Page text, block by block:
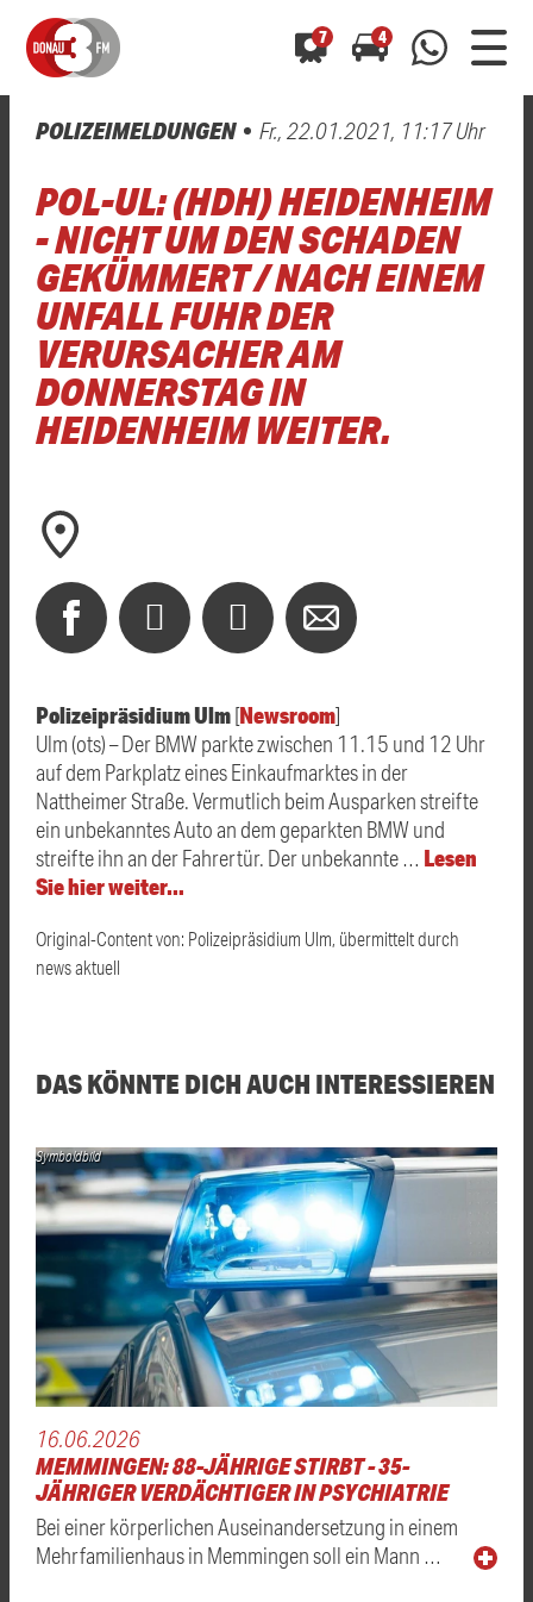
7 4
0800 0 490 400
01520 242 3333
Hast du auch einen Blitzer oder eine Verkehrsbehinderung
gesehen? Ganz einfach melden - kostenlos unter0800 0 490 400
oder perWhatsApp 01520 242 3333
Hast du auch einen Blitzer oder eine Verkehrsbehinderung
gesehen? Ganz einfach melden - kostenlos unter0800 0 490 400
oder perWhatsApp 01520 242 3333
POLIZEIMELDUNGEN Fr., 22.01.2021, 11:17 Uhr
POL-UL: (HDH) HEIDENHEIM
- NICHT UM DEN SCHADEN
GEKÜMMERT / NACH EINEM
UNFALL FUHR DER
VERURSACHER AM
DONNERSTAG IN
HEIDENHEIM WEITER.
Polizeipräsidium Ulm[Newsroom]
Ulm (ots) – Der BMW parkte zwischen 11.15 und 12 Uhr
auf dem Parkplatz eines Einkaufmarktes in der
Nattheimer Straße. Vermutlich beim Ausparken streifte
ein unbekanntes Auto an dem geparkten BMW und
streifte ihn an der Fahrertür. Der unbekannte … Lesen
Sie hier weiter…
Original-Content von: Polizeipräsidium Ulm, übermittelt durch
news aktuell
DAS KÖNNTE DICH AUCH INTERESSIEREN
Symboldbild
16.06.2026
MEMMINGEN: 88-JÄHRIGE STIRBT - 35-
JÄHRIGER VERDÄCHTIGER IN PSYCHIATRIE
Bei einer körperlichen Auseinandersetzung in einem
Mehrfamilienhaus in Memmingen soll ein Mann …